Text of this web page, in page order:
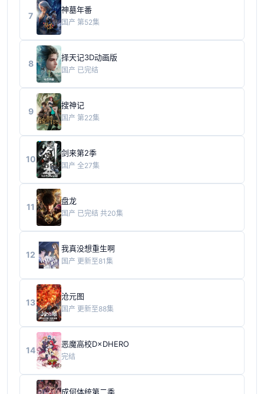
7
神墓年番
国产 第52集
8
择天记3D动画版
国产 已完结
9
搜神记
国产 第22集
10
剑来第2季
国产 全27集
11
盘龙
国产 已完结 共20集
12
我真没想重生啊
国产 更新至81集
13
沧元图
国产 更新至88集
14
恶魔高校D×DHERO
完结
成何体统第二季